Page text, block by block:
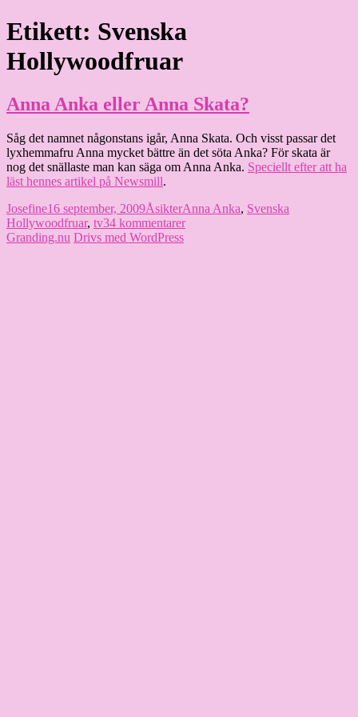
Hoppa
till
innehåll
Granding.nu
Etikett: Svenska
Hollywoodfruar
Anna Anka eller Anna Skata?
Såg det namnet någonstans igår, Anna Skata. Och visst passar det
lyxhemmafru Anna mycket bättre än det söta Anka? För skata är
nog det snällaste man kan säga om Anna Anka. Speciellt efter att ha
läst hennes artikel på Newsmill.
Författare
JosefinePublicerat
den
16 september, 2009Kategorier
ÅsikterEtiketter
Anna Anka, Svenska
Hollywoodfruar, tv34 kommentarertill
Granding.nu Drivs med WordPress